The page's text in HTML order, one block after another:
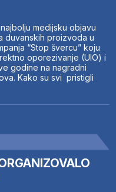
medijsku objavu
duvanskih proizvoda u
“Stop švercu” koju
oporezivanje (UIO) i
godine na nagradni
Kako su svi pristigli